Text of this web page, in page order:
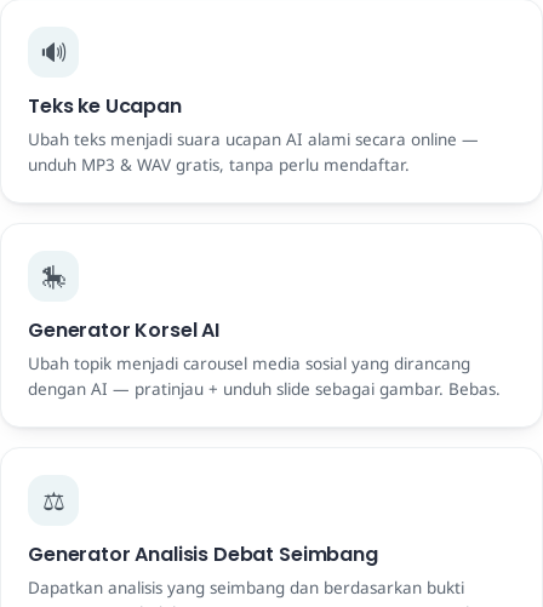
🔊
Teks ke Ucapan
Ubah teks menjadi suara ucapan AI alami secara online —
unduh MP3 & WAV gratis, tanpa perlu mendaftar.
🎠
Generator Korsel AI
Ubah topik menjadi carousel media sosial yang dirancang
dengan AI — pratinjau + unduh slide sebagai gambar. Bebas.
⚖️
Generator Analisis Debat Seimbang
Dapatkan analisis yang seimbang dan berdasarkan bukti